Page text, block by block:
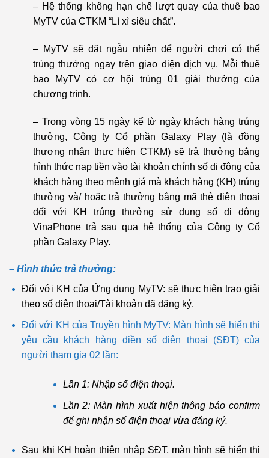
– Hệ thống không hạn chế lượt quay của thuê bao
MyTV của CTKM “Lì xì siêu chất”.
– MyTV sẽ đặt ngẫu nhiên để người chơi có thể
trúng thưởng ngay trên giao diện dịch vụ. Mỗi thuê
bao MyTV có cơ hội trúng 01 giải thưởng của
chương trình.
– Trong vòng 15 ngày kể từ ngày khách hàng trúng
thưởng, Công ty Cổ phần Galaxy Play (là đồng
thương nhân thực hiện CTKM) sẽ trả thưởng bằng
hình thức nạp tiền vào tài khoản chính số di động của
khách hàng theo mệnh giá mà khách hàng (KH) trúng
thưởng và/ hoặc trả thưởng bằng mã thẻ điện thoại
đối với KH trúng thưởng sử dụng số di động
VinaPhone trả sau qua hệ thống của Công ty Cổ
phần Galaxy Play.
– Hình thức trả thưởng:
Đối với KH của Ứng dụng MyTV: sẽ thực hiện trao giải
theo số điện thoại/Tài khoản đã đăng ký.
Đối với KH của Truyền hình MyTV: Màn hình sẽ hiển thị
yêu cầu khách hàng điền số điện thoại (SĐT) của
người tham gia 02 lần:
Lần 1: Nhập số điện thoại.
Lần 2: Màn hình xuất hiện thông báo confirm
để ghi nhận số điện thoại vừa đăng ký.
Sau khi KH hoàn thiện nhập SĐT, màn hình sẽ hiển thị